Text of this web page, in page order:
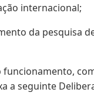
internacional;
da pesquisa
funcionamento,
a seguinte